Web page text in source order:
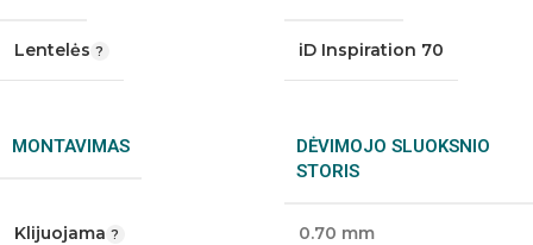
Lentelės iD Inspiration 70
MONTAVIMAS
Klijuojama
DĖVIMOJO SLUOKSNIO
STORIS
0.70 mm